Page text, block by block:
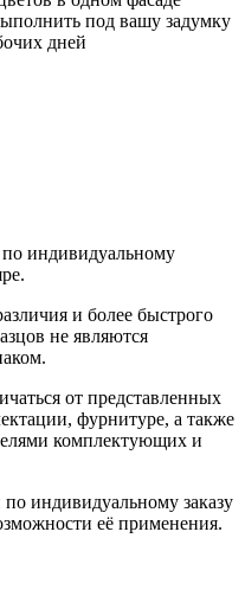
под вашу задумку
дней
индивидуальному
и более быстрого
не являются
от представленных
фурнитуре, а также
комплектующих и
индивидуальному заказу
её применения.